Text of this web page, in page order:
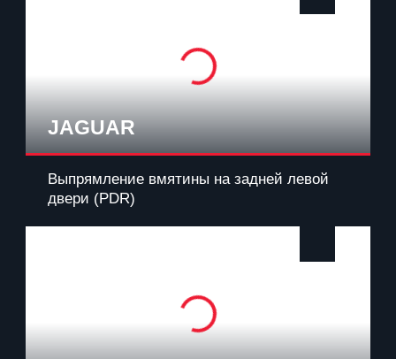
JAGUAR
Выпрямление вмятины на задней левой
двери (PDR)